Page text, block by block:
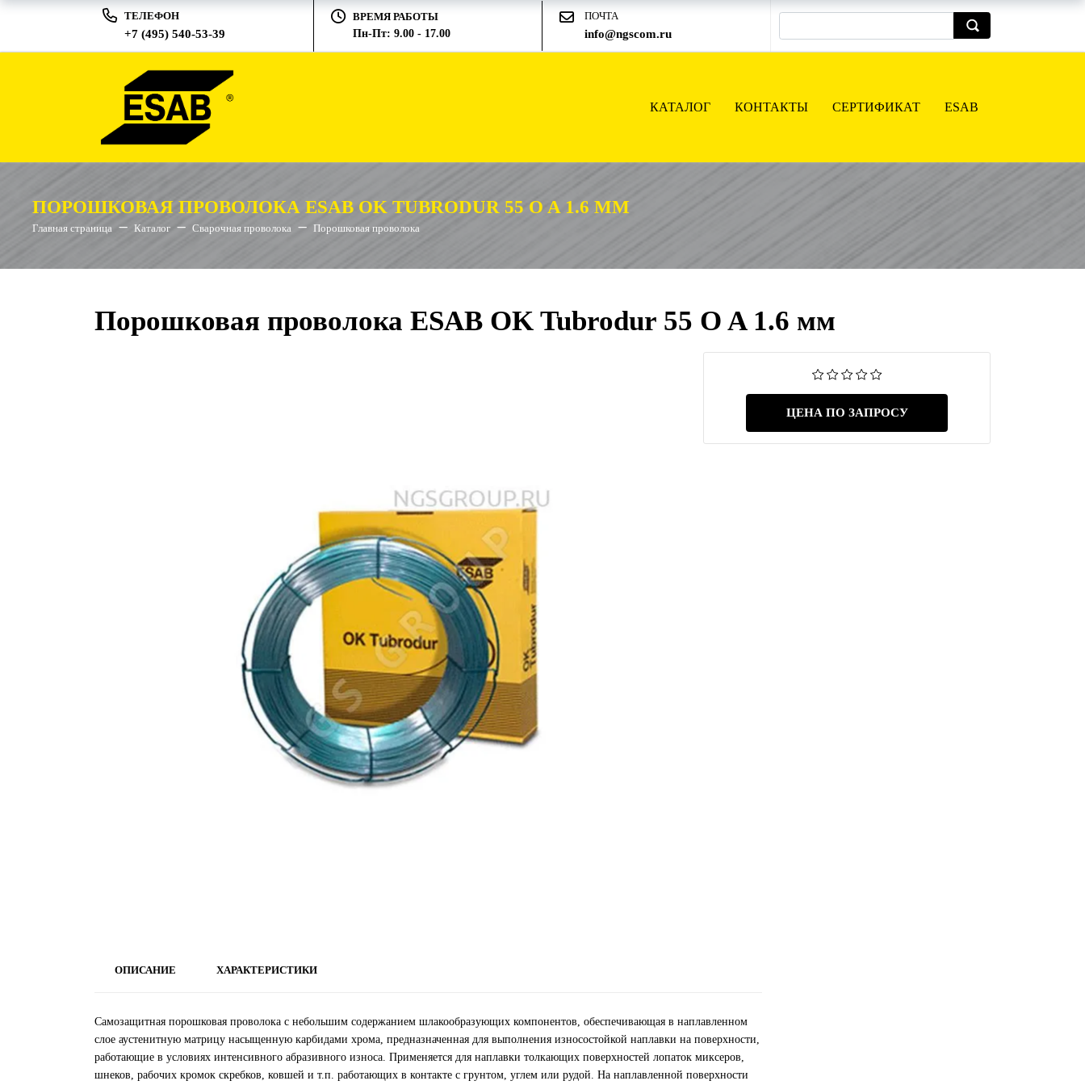
ТЕЛЕФОН
+7 (495) 540-53-39
ВРЕМЯ РАБОТЫ
Пн-Пт: 9.00 - 17.00
ПОЧТА
info@ngscom.ru
КАТАЛОГ КОНТАКТЫ СЕРТИФИКАТ ESAB
ПОРОШКОВАЯ ПРОВОЛОКА ESAB OK TUBRODUR 55 O A 1.6 ММ
Главная страница Каталог Сварочная проволока Порошковая проволока
Порошковая проволока ESAB OK Tubrodur 55 O A 1.6 мм
ЦЕНА ПО ЗАПРОСУ
ОПИСАНИЕ ХАРАКТЕРИСТИКИ
Самозащитная порошковая проволока с небольшим содержанием шлакообразующих компонентов, обеспечивающая в наплавленном
слое аустенитную матрицу насыщенную карбидами хрома, предназначенная для выполнения износостойкой наплавки на поверхности,
работающие в условиях интенсивного абразивного износа. Применяется для наплавки толкающих поверхностей лопаток миксеров,
шнеков, рабочих кромок скребков, ковшей и т.п. работающих в контакте с грунтом, углем или рудой. На наплавленной поверхности